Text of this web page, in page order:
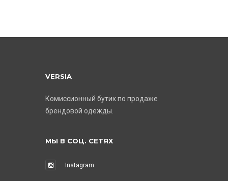
VERSIA
Комиссионный бутик по продаже
брендовой одежды.
МЫ В СОЦ. СЕТЯХ
Instagram